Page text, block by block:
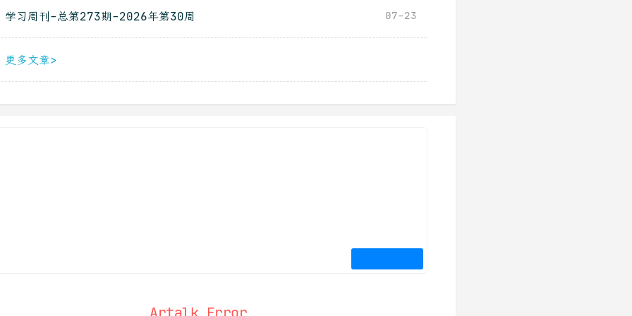
学习周刊-总第273期-2026年第30周 07-23
更多文章>
Artalk Error